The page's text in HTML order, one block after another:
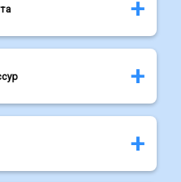
крайне важна для их
регулярная и тщательная
Удалив зубной налет и
бактериальные
или пародонтоз. Обычно
и ультразвуковые
загрязнения или по
собой небольшие
на эмали
буграми. В